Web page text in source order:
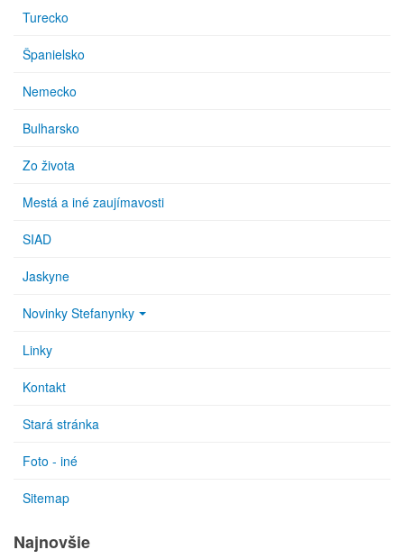
Turecko
Španielsko
Nemecko
Bulharsko
Zo života
Mestá a iné zaujímavosti
SIAD
Jaskyne
Novinky Stefanynky
Linky
Kontakt
Stará stránka
Foto - iné
Sitemap
Najnovšie